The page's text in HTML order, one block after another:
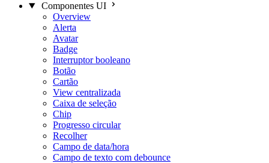
Componentes UI
Overview
Alerta
Avatar
Badge
Interruptor booleano
Botão
Cartão
View centralizada
Caixa de seleção
Chip
Progresso circular
Recolher
Campo de data/hora
Campo de texto com debounce